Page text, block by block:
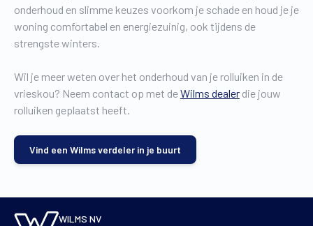
onderhoud en slimme keuzes voorkom je schade en houd je je
woning comfortabel en energiezuinig, ook tijdens de
strengste winters.
Wil je meer weten over het onderhoud van je rolluiken in de
vrieskou? Neem contact op met deWilms dealer die jouw
rolluiken geplaatst heeft.
Vind een Wilms verdeler in je buurt
WILMS NV